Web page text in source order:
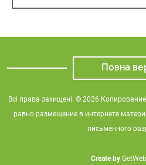
Повна
Всі права захищені. © 2026
равно размещение в интернете
письменного
Create by